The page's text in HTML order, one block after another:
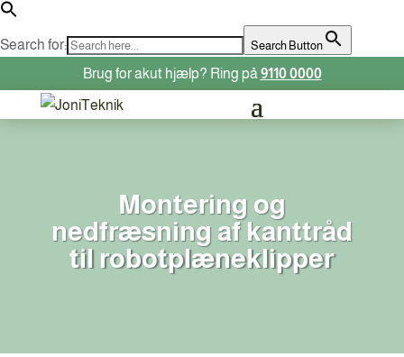
Search for: Search Button
Brug for akut hjælp? Ring på9110 0000
Montering og
nedfræsning af kanttråd
til robotplæneklipper